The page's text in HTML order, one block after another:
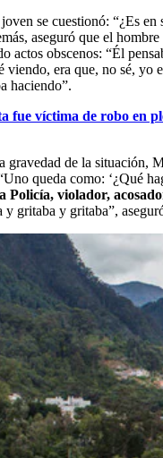
se cuestionó: “¿Es en
aseguró que el
actos obscenos: “Él
viendo, era que, no sé, yo
haciendo”.
fue víctima de robo en
gravedad de la situación,
queda como: ‘¿Qué
Policía, violador,
y gritaba y gritaba”,